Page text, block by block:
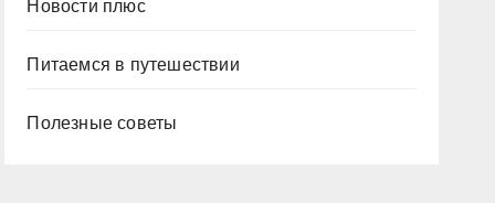
Новости плюс
Питаемся в путешествии
Полезные советы